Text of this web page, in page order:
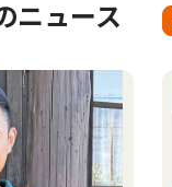
ニュース